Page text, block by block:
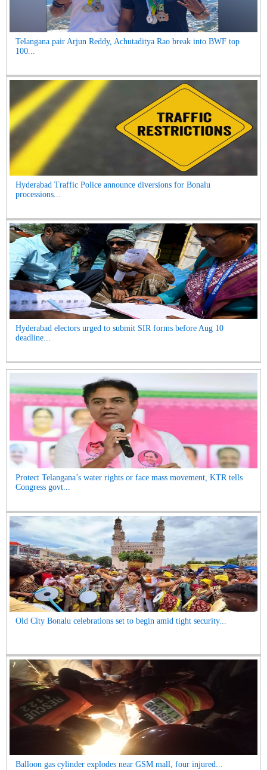
Telangana pair Arjun Reddy, Achutaditya Rao break into BWF top
100...
Hyderabad Traffic Police announce diversions for Bonalu
processions...
Hyderabad electors urged to submit SIR forms before Aug 10
deadline...
Protect Telangana’s water rights or face mass movement, KTR tells
Congress govt...
Old City Bonalu celebrations set to begin amid tight security...
Balloon gas cylinder explodes near GSM mall, four injured...